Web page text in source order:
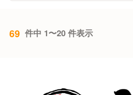
69 件中 1〜20 件表示